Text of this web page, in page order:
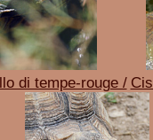
di tempe-rouge /